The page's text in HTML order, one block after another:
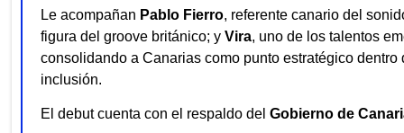
Le acompañan Pablo Fierro, referente canario del
figura del groove británico; y Vira, uno de los talentos
consolidando a Canarias como punto estratégico
inclusión.
El debut cuenta con el respaldo del Gobierno de